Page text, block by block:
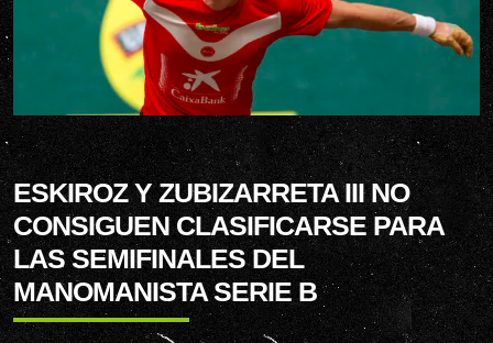
ESKIROZ Y ZUBIZARRETA III NO
CONSIGUEN CLASIFICARSE PARA
LAS SEMIFINALES DEL
MANOMANISTA SERIE B